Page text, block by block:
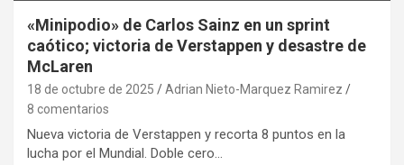
«Minipodio» de Carlos Sainz en un sprint
caótico; victoria de Verstappen y desastre de
McLaren
18 de octubre de 2025
Adrian Nieto-Marquez Ramirez
8 comentarios
Nueva victoria de Verstappen y recorta 8 puntos en la
lucha por el Mundial. Doble cero…